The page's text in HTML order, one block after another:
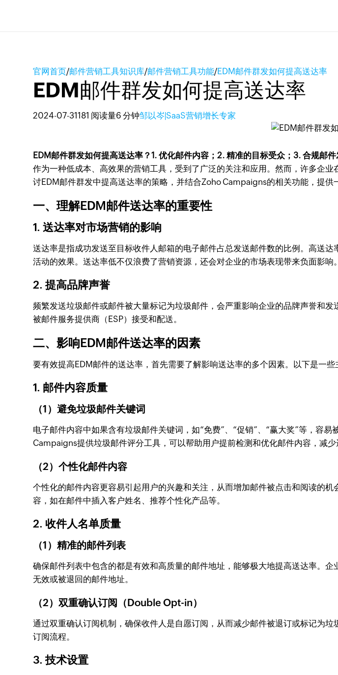
官网首页/邮件营销工具知识库/邮件营销工具功能/EDM邮件群发如何提高送达率
EDM邮件群发如何提高送达率
2024-07-31181 阅读量6 分钟邹以岑|SaaS营销增长专家
EDM邮件群发如何提高送达率？1. 优化邮件内容；2. 精准的目标受众；3. 合规邮件
作为一种低成本、高效果的营销工具，受到了广泛的关注和应用。然而，许多企
讨EDM邮件群发中提高送达率的策略，并结合Zoho Campaigns的相关功能，提供
一、理解EDM邮件送达率的重要性
1. 送达率对市场营销的影响
送达率是指成功发送至目标收件人邮箱的电子邮件占总发送邮件数的比例。高送
活动的效果。送达率低不仅浪费了营销资源，还会对企业的市场表现带来负面影响。
2. 提高品牌声誉
频繁发送垃圾邮件或邮件被大量标记为垃圾邮件，会严重影响企业的品牌声誉和
被邮件服务提供商（ESP）接受和配送。
二、影响EDM邮件送达率的因素
要有效提高EDM邮件的送达率，首先需要了解影响送达率的多个因素。以下是一些
1. 邮件内容质量
（1）避免垃圾邮件关键词
电子邮件内容中如果含有垃圾邮件关键词，如“免费”、“促销”、“赢大奖”等，容
Campaigns提供垃圾邮件评分工具，可以帮助用户提前检测和优化邮件内容，减少
（2）个性化邮件内容
个性化的邮件内容更容易引起用户的兴趣和关注，从而增加邮件被点击和阅读的
容，如在邮件中插入客户姓名、推荐个性化产品等。
2. 收件人名单质量
（1）精准的邮件列表
确保邮件列表中包含的都是有效和高质量的邮件地址，能够极大地提高送达率。
无效或被退回的邮件地址。
（2）双重确认订阅（Double Opt-in）
通过双重确认订阅机制，确保收件人是自愿订阅，从而减少邮件被退订或标记为
订阅流程。
3. 技术设置